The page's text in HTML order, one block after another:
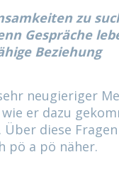
zu
Gespräche
Beziehung
neugieriger
er dazu
diese
pö a pö näher.